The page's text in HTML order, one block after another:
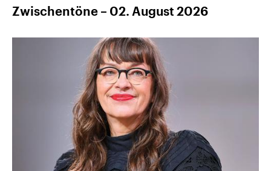
Landtagswahl Sachsen-Anhalt
Alle Informationen
Sachsen-Anhalt wählt am 6.
September 2026 einen neuen
Landtag. Seit 2021 wird das
Bundesland von einer Koalition aus
CDU, SPD und FDP regiert.-
Umfragen, Prognosen,
Wahlprogramme, aktuelle Berichte
und Hintergründe zu den Parteien
und Kandidaten der anstehenden
Wirtschaftlich und
gehören die Vereinigten
den mächtigsten Ländern
mit großem Einfluss auf
aktuelle Weltgeschehen.
Programm Podcasts
Audio-Archiv
Zwischentöne – 02. August 2026